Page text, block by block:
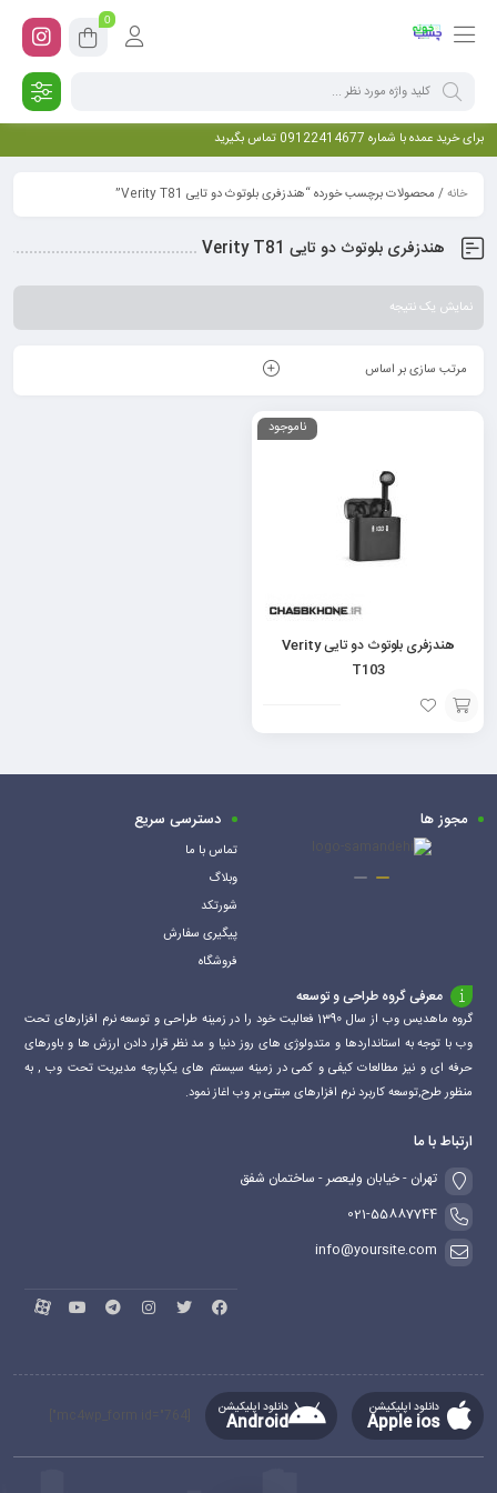
0
برای خرید عمده با شماره 09122414677 تماس بگیرید
خانه/ محصولات برچسب خورده “هندزفری بلوتوث دو تایی Verity T81”
هندزفری بلوتوث دو تایی Verity T81
نمایش یک نتیجه
مرتب سازی بر اساس
ناموجود
هندزفری بلوتوث دو تایی Verity
T103
افزودن
به
مجوز ها دسترسی سریع
تماس با ما
وبلاگ
شورتکد
پیگیری سفارش
فروشگاه
معرفی گروه طراحی و توسعه
گروه ماهدیس وب از سال 1390 فعالیت خود را در زمینه طراحی و توسعه نرم افزارهای تحت
وب با توجه به استانداردها و متدولوژی های روز دنیا و مد نظر قرار دادن ارزش ها و باورهای
حرفه ای و نیز مطالعات کیفی و کمی در زمینه سیستم های یکپارچه مدیریت تحت وب , به
منظور طرح,توسعه کاربرد نرم افزارهای مبتنی بر وب اغاز نمود.
ارتباط با ما
تهران - خیابان ولیعصر - ساختمان شفق
021-55887744
info@yoursite.com
دانلود اپلیکیشن
Apple ios
دانلود اپلیکیشن
Android